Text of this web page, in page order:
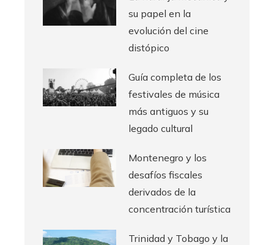
su papel en la
evolución del cine
distópico
Guía completa de los
festivales de música
más antiguos y su
legado cultural
Montenegro y los
desafíos fiscales
derivados de la
concentración turística
Trinidad y Tobago y la